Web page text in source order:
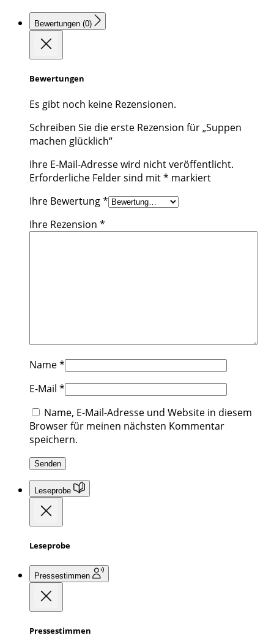
Bewertungen (0)
Bewertungen
Es gibt noch keine Rezensionen.
Schreiben Sie die erste Rezension für „Suppen
machen glücklich“
Ihre E-Mail-Adresse wird nicht veröffentlicht.
Erforderliche Felder sind mit* markiert
Ihre Bewertung*
Ihre Rezension *
Name*
E-Mail *
Name, E-Mail-Adresse und Website in diesem
Browser für meinen nächsten Kommentar
speichern.
Leseprobe
Leseprobe
Pressestimmen
Pressestimmen